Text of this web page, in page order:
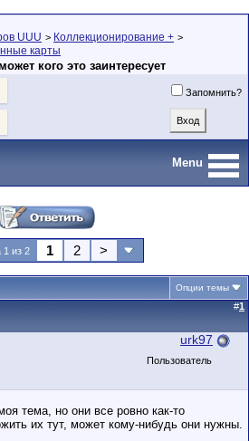
UUU > Коллекционирование + >
карты
кого это заинтересует
Запомнить?
Menu
1 из 2 1 2 >
Опции темы
#1
urk97
Пользователь
тема, но они все ровно как-то
их тут, может кому-нибудь они нужны.